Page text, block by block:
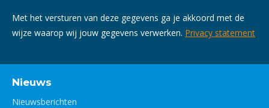
Met het versturen van deze gegevens ga je akkoord met de
wijze waarop wij jouw gegevens verwerken. Privacy statement
Nieuws
Nieuwsberichten